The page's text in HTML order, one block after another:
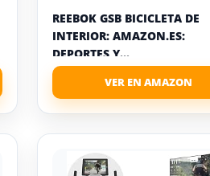
REEBOK GSB BICICLETA DE
INTERIOR: AMAZON.ES:
DEPORTES Y...